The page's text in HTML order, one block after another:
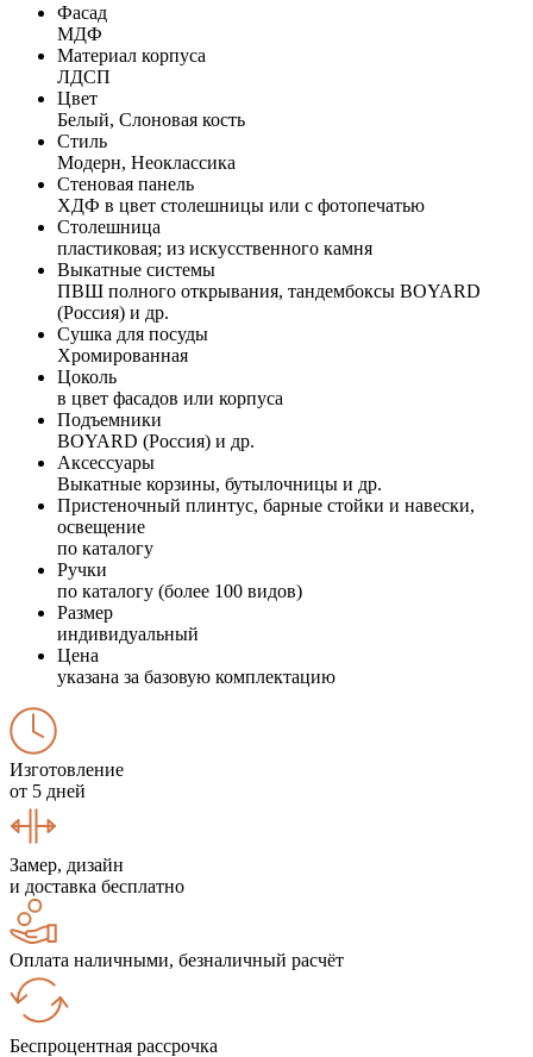
Фасад
МДФ
Материал корпуса
ЛДСП
Цвет
Белый, Слоновая кость
Стиль
Модерн, Неоклассика
Стеновая панель
ХДФ в цвет столешницы или с фотопечатью
Столешница
пластиковая; из искусственного камня
Выкатные системы
ПВШ полного открывания, тандембоксы BOYARD
(Россия) и др.
Сушка для посуды
Хромированная
Цоколь
в цвет фасадов или корпуса
Подъемники
BOYARD (Россия) и др.
Аксессуары
Выкатные корзины, бутылочницы и др.
Пристеночный плинтус, барные стойки и навески,
освещение
по каталогу
Ручки
по каталогу (более 100 видов)
Размер
индивидуальный
Цена
указана за базовую комплектацию
Изготовление
от 5 дней
Замер, дизайн
и доставка бесплатно
Оплата наличными, безналичный расчёт
Беспроцентная рассрочка